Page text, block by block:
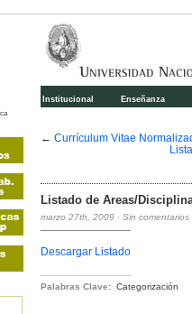
Institucional Enseñanza
← Currículum Vitae
Listado de Areas/
marzo 27th, 2009 · Sin comentarios
Descargar Listado
Palabras Clave: Categorización